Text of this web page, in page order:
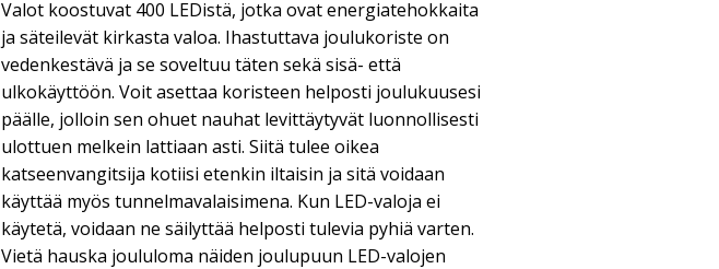
Valot koostuvat 400 LEDistä, jotka ovat energiatehokkaita
ja säteilevät kirkasta valoa. Ihastuttava joulukoriste on
vedenkestävä ja se soveltuu täten sekä sisä- että
ulkokäyttöön. Voit asettaa koristeen helposti joulukuusesi
päälle, jolloin sen ohuet nauhat levittäytyvät luonnollisesti
ulottuen melkein lattiaan asti. Siitä tulee oikea
katseenvangitsija kotiisi etenkin iltaisin ja sitä voidaan
käyttää myös tunnelmavalaisimena. Kun LED-valoja ei
käytetä, voidaan ne säilyttää helposti tulevia pyhiä varten.
Vietä hauska joululoma näiden joulupuun LED-valojen